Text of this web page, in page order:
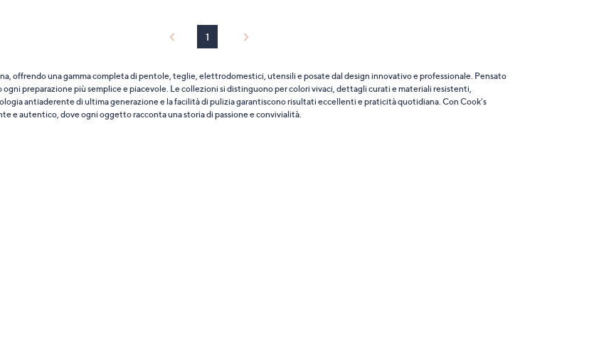
1
offrendo una gamma completa di pentole, teglie, elettrodomestici, utensili e posate dal design innovativo e professionale. Pensato
preparazione più semplice e piacevole. Le collezioni si distinguono per colori vivaci, dettagli curati e materiali resistenti,
antiaderente di ultima generazione e la facilità di pulizia garantiscono risultati eccellenti e praticità quotidiana. Con Cook’s
e autentico, dove ogni oggetto racconta una storia di passione e convivialità.